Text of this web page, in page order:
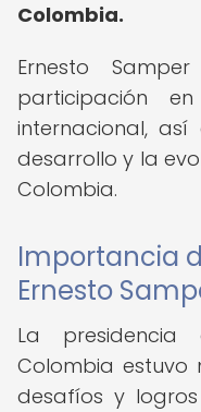
Colombia.
Ernesto
participación
internacional,
desarrollo y la
Colombia.
Importancia
Ernesto
La
Colombia
desafíos y